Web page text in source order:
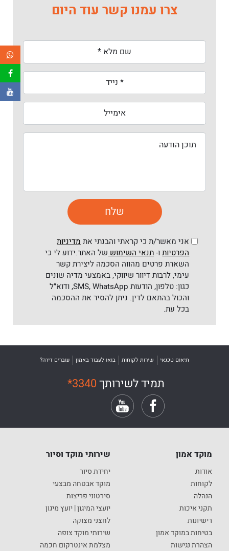
צרו עמנו קשר עוד היום
אני מאשר/ת כי קראתי והבנתי את מדיניות
הפרטיותו-תנאי השימוש של האתר.ידוע לי כי
השארת פרטים מהווה הסכמה ליצירת קשר
עימי, לרבות דיוור שיווקי, באמצעי מדיה שונים
כגון: טלפון, הודעות SMS, WhatsApp, ודוא״ל
והכול בהתאם לדין. ניתן להסיר את ההסכמה
בכל עת.
תיאום טכנאי שירות לקוחות בואו לעבוד באמון עוברים דירה?
תמיד לשירותך*3340
מוקד אמון
אודות
לקוחות
הנהלה
תקני איכות
רישיונות
בטיחות במוקד אמון
הצהרת נגישות
שירותי מוקד וסיור
יחידת סיור
מוקד אבטחה מבצעי
סירטוני פריצות
יועצי המיגון | יועץ מיגון
לחצני מצוקה
שירותי מוקד צופה
מצלמת אינטרקום חכמה